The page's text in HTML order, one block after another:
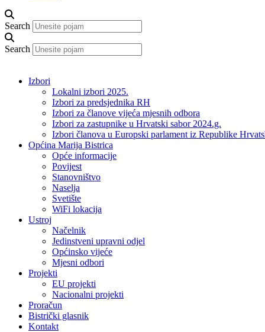
Search
Search
Izbori
Lokalni izbori 2025.
Izbori za predsjednika RH
Izbori za članove vijeća mjesnih odbora
Izbori za zastupnike u Hrvatski sabor 2024.g.
Izbori članova u Europski parlament iz Republike
Općina Marija Bistrica
Opće informacije
Povijest
Stanovništvo
Naselja
Svetište
WiFi lokacija
Ustroj
Načelnik
Jedinstveni upravni odjel
Općinsko vijeće
Mjesni odbori
Projekti
EU projekti
Nacionalni projekti
Proračun
Bistrički glasnik
Kontakt